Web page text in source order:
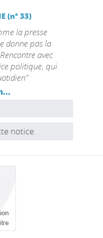
(n° 33)
la presse
donne pas la
avec
politique, qui
notice.